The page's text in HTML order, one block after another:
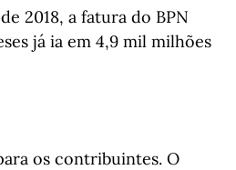
2018, a fatura do BPN
já ia em 4,9 mil milhões
os contribuintes. O